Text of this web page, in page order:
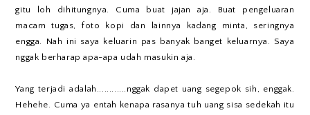
gitu loh dihitungnya. Cuma buat jajan aja. Buat pengeluaran
macam tugas, foto kopi dan lainnya kadang minta, seringnya
engga. Nah ini saya keluarin pas banyak banget keluarnya. Saya
nggak berharap apa-apa udah masukin aja.
Yang terjadi adalah............nggak dapet uang segepok sih, enggak.
Hehehe. Cuma ya entah kenapa rasanya tuh uang sisa sedekah itu